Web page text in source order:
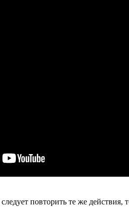
следует повторить те же действия,